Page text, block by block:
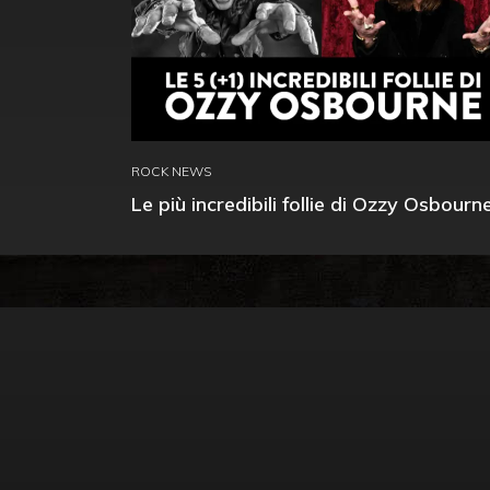
ROCK NEWS
Le più incredibili follie di Ozzy